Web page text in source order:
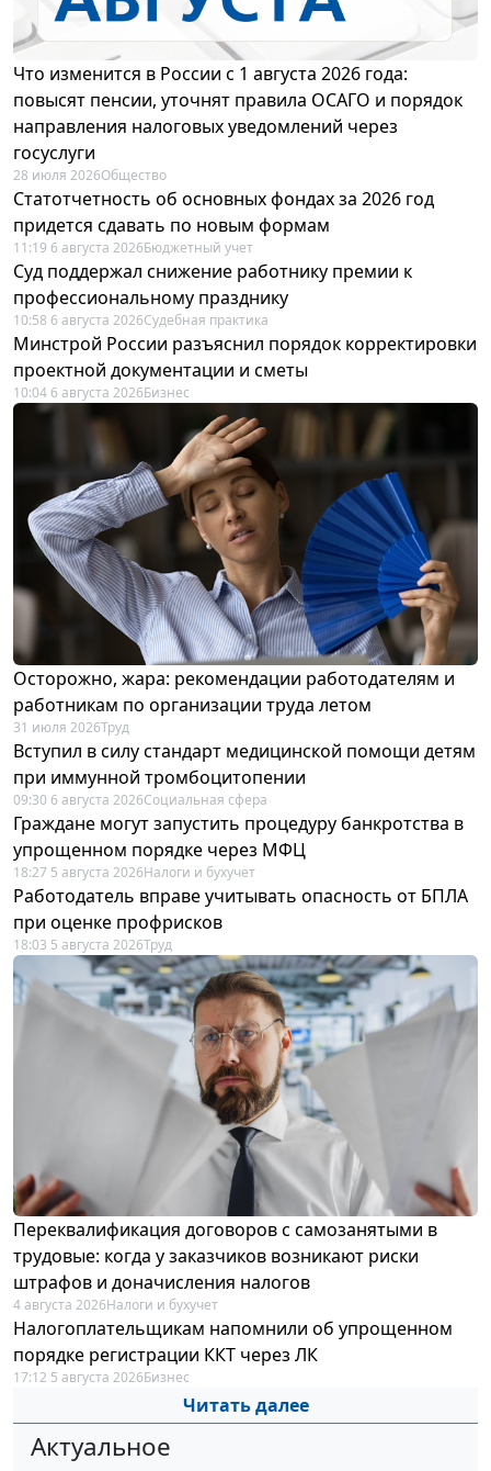
Что изменится в России с 1 августа 2026 года:
повысят пенсии, уточнят правила ОСАГО и порядок
направления налоговых уведомлений через
госуслуги
28 июля 2026Общество
Статотчетность об основных фондах за 2026 год
придется сдавать по новым формам
11:19 6 августа 2026Бюджетный учет
Суд поддержал снижение работнику премии к
профессиональному празднику
10:58 6 августа 2026Судебная практика
Минстрой России разъяснил порядок корректировки
проектной документации и сметы
10:04 6 августа 2026Бизнес
Осторожно, жара: рекомендации работодателям и
работникам по организации труда летом
31 июля 2026Труд
Вступил в силу стандарт медицинской помощи детям
при иммунной тромбоцитопении
09:30 6 августа 2026Социальная сфера
Граждане могут запустить процедуру банкротства в
упрощенном порядке через МФЦ
18:27 5 августа 2026Налоги и бухучет
Работодатель вправе учитывать опасность от БПЛА
при оценке профрисков
18:03 5 августа 2026Труд
Переквалификация договоров с самозанятыми в
трудовые: когда у заказчиков возникают риски
штрафов и доначисления налогов
4 августа 2026Налоги и бухучет
Налогоплательщикам напомнили об упрощенном
порядке регистрации ККТ через ЛК
17:12 5 августа 2026Бизнес
Читать далее
Актуальное